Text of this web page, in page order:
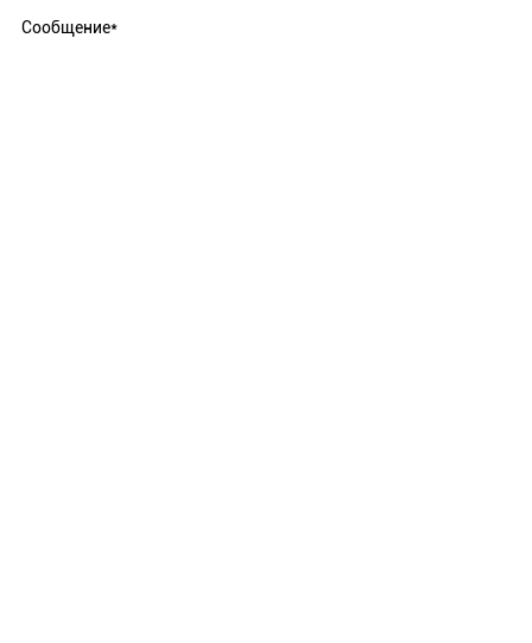
Сообщение*